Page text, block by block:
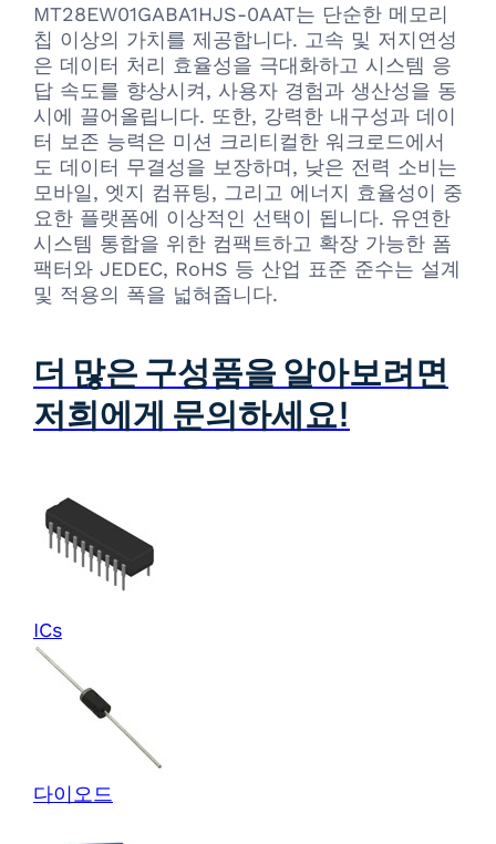
MT28EW01GABA1HJS-0AAT는 단순한 메모리
칩 이상의 가치를 제공합니다. 고속 및 저지연성
은 데이터 처리 효율성을 극대화하고 시스템 응
답 속도를 향상시켜, 사용자 경험과 생산성을 동
시에 끌어올립니다. 또한, 강력한 내구성과 데이
터 보존 능력은 미션 크리티컬한 워크로드에서
도 데이터 무결성을 보장하며, 낮은 전력 소비는
모바일, 엣지 컴퓨팅, 그리고 에너지 효율성이 중
요한 플랫폼에 이상적인 선택이 됩니다. 유연한
시스템 통합을 위한 컴팩트하고 확장 가능한 폼
팩터와 JEDEC, RoHS 등 산업 표준 준수는 설계
및 적용의 폭을 넓혀줍니다.
더 많은 구성품을 알아보려면
저희에게 문의하세요!
ICs
다이오드